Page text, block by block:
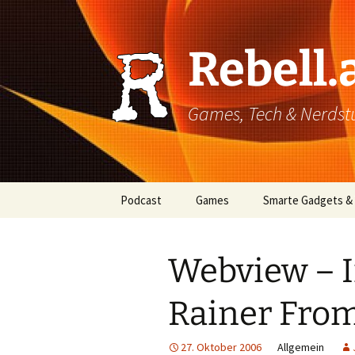
Games, Tech &
Podcast Games
Xbox
PlayStation
Mobile
Smarte Gadgets &
Webview –
Rainer
27. Oktober 2006 Allgemein